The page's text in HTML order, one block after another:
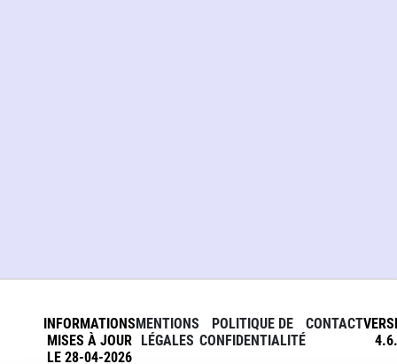
INFORMATIONS
MISES À JOUR
LE 28-04-2026
MENTIONS
LÉGALES
POLITIQUE DE
CONFIDENTIALITÉ
CONTACT